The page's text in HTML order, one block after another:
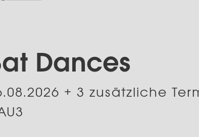
Dances
+ 3 zusätzliche